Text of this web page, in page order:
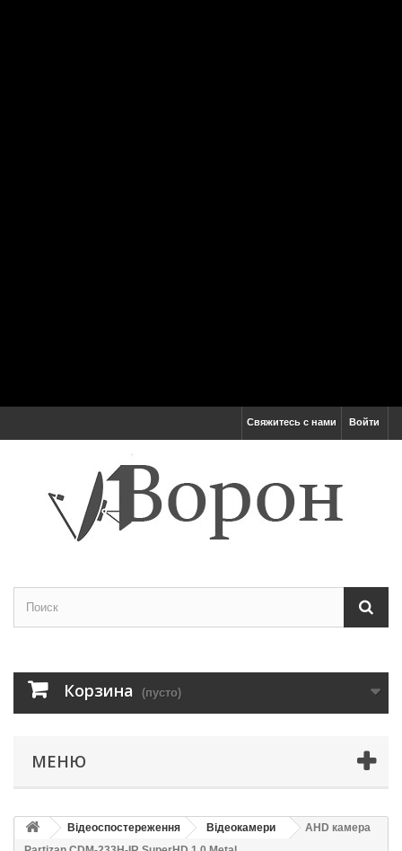
Войти
Свяжитесь с нами
Корзина (пусто)
МЕНЮ
Відеоспостереження Відеокамери
AHD камера